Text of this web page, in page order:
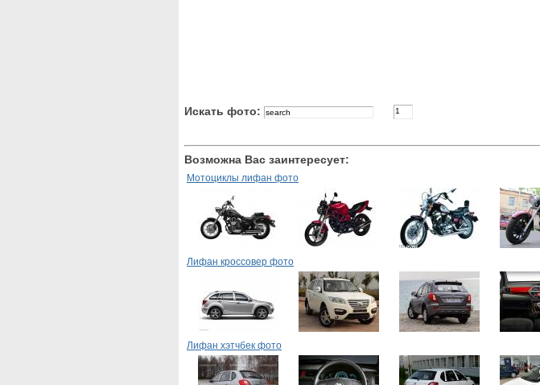
Искать фото:
Возможна Вас заинтересует:
Мотоциклы лифан фото
Лифан кроссовер фото
Лифан хэтчбек фото